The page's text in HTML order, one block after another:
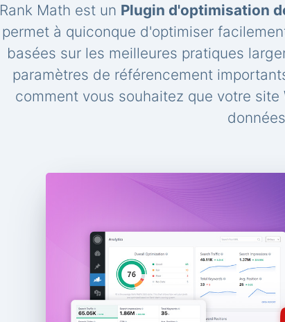
Rank Math est un Plugin d'optimisation
permet à quiconque d'optimiser
basées sur les meilleures pratiques
paramètres de référencement
comment vous souhaitez que votre